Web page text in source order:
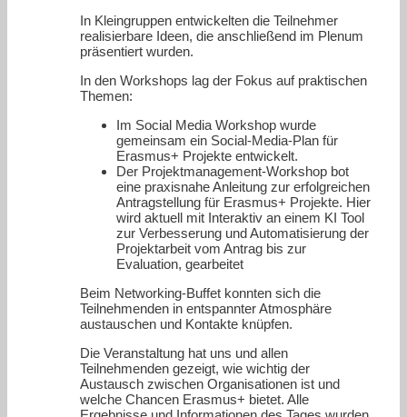
In Kleingruppen entwickelten die Teilnehmer
realisierbare Ideen, die anschließend im Plenum
präsentiert wurden.
In den Workshops lag der Fokus auf praktischen
Themen:
Im Social Media Workshop wurde
gemeinsam ein Social-Media-Plan für
Erasmus+ Projekte entwickelt.
Der Projektmanagement-Workshop bot
eine praxisnahe Anleitung zur erfolgreichen
Antragstellung für Erasmus+ Projekte. Hier
wird aktuell mit Interaktiv an einem KI Tool
zur Verbesserung und Automatisierung der
Projektarbeit vom Antrag bis zur
Evaluation, gearbeitet
Beim Networking-Buffet konnten sich die
Teilnehmenden in entspannter Atmosphäre
austauschen und Kontakte knüpfen.
Die Veranstaltung hat uns und allen
Teilnehmenden gezeigt, wie wichtig der
Austausch zwischen Organisationen ist und
welche Chancen Erasmus+ bietet. Alle